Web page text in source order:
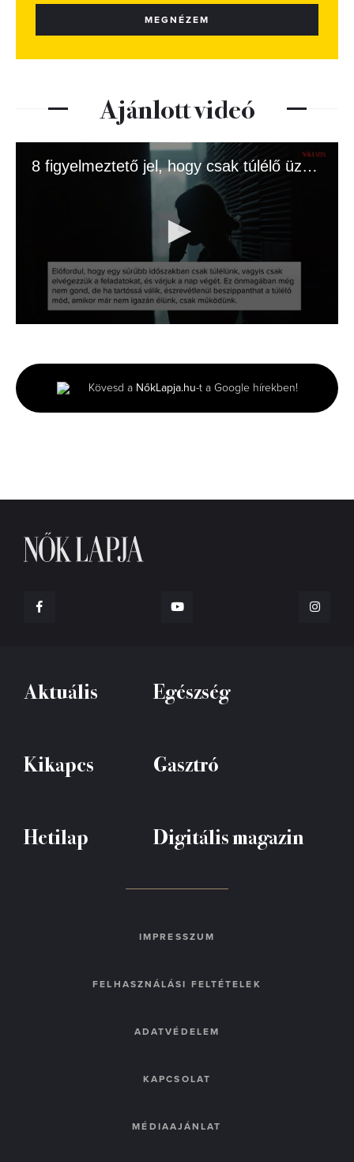
MEGNÉZEM
Ajánlott videó
8 figyelmeztető jel, hogy csak túlélő üzemmódban élsz
minute,
37
seconds
Kövesd a NőkLapja.hu-t a Google hírekben!
Aktuális Egészség
Kikapcs Gasztró
Hetilap Digitális magazin
IMPRESSZUM
FELHASZNÁLÁSI FELTÉTELEK
ADATVÉDELEM
KAPCSOLAT
MÉDIAAJÁNLAT